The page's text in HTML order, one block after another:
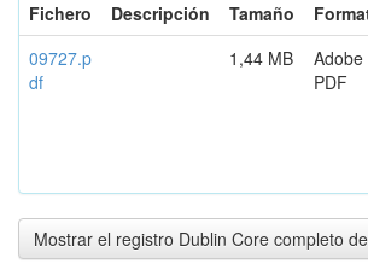
Fichero
Descripción Tamaño
09727.p
df
1,44 MB
Adobe
PDF
Mostrar el registro Dublin Core completo